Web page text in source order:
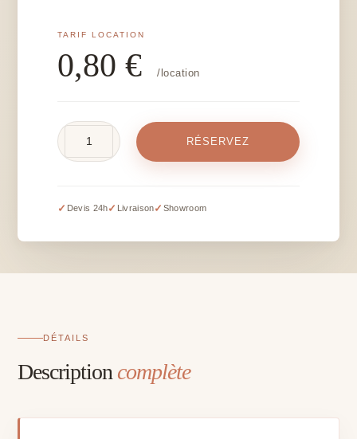
0,80€ /location
7
RÉSERVEZ
✓ Devis 24h✓ Livraison✓ Showroom
DÉTAILS
Description complète